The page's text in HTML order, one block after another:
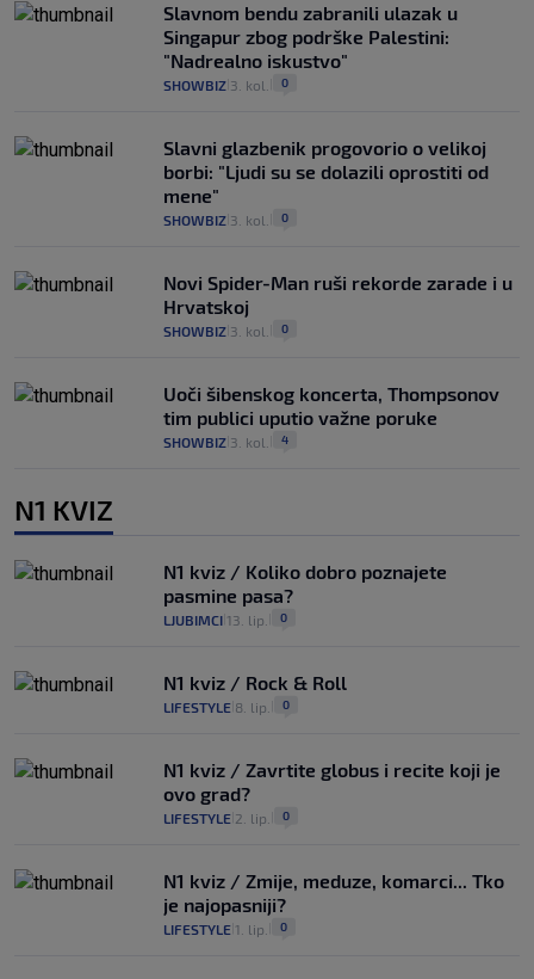
Slavnom bendu zabranili ulazak u
Singapur zbog podrške Palestini:
"Nadrealno iskustvo"
SHOWBIZ 3. kol. 0
Slavni glazbenik progovorio o velikoj
borbi: "Ljudi su se dolazili oprostiti od
mene"
SHOWBIZ 3. kol. 0
Novi Spider-Man ruši rekorde zarade i u
Hrvatskoj
SHOWBIZ 3. kol. 0
Uoči šibenskog koncerta, Thompsonov
tim publici uputio važne poruke
SHOWBIZ 3. kol. 4
N1 KVIZ
N1 kviz / Koliko dobro poznajete
pasmine pasa?
LJUBIMCI 13. lip. 0
N1 kviz / Rock & Roll
LIFESTYLE 8. lip. 0
N1 kviz / Zavrtite globus i recite koji je
ovo grad?
LIFESTYLE 2. lip. 0
N1 kviz / Zmije, meduze, komarci... Tko
je najopasniji?
LIFESTYLE 1. lip. 0